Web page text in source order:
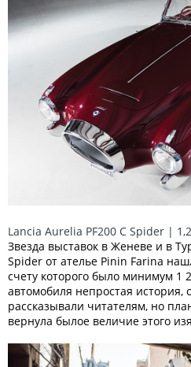
Lancia Aurelia PF200 C Spider |
Звезда выставок в Женеве и в
Spider от ателье Pinin Farina
счету которого было минимум 1
автомобиля непростая история,
рассказывали читателям, но
вернула былое величие этого